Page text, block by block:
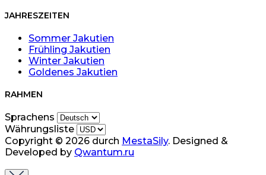
JAHRESZEITEN
Sommer Jakutien
Frühling Jakutien
Winter Jakutien
Goldenes Jakutien
RAHMEN
Sprachens
Währungsliste
Copyright © 2026 durch MestaSily. Designed &
Developed by Qwantum.ru